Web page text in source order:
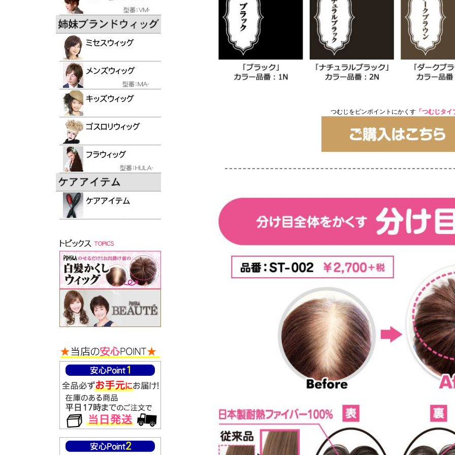
つむじをピンポイントにかくす 「つむじタイ